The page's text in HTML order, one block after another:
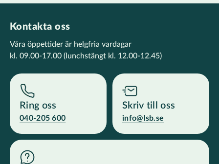
Kontakta oss
Våra öppettider är helgfria vardagar
kl. 09.00-17.00 (lunchstängt kl. 12.00-12.45)
Ring oss
040-205 600
Skriv till oss
info@lsb.se